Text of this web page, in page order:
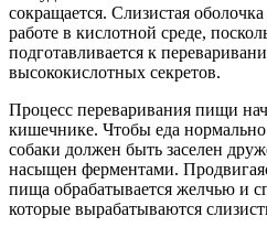
сокращается. Слизистая
работе в кислотной среде,
подготавливается к
высококислотных секретов.
Процесс переваривания пищи
кишечнике. Чтобы еда
собаки должен быть заселен
насыщен ферментами.
пища обрабатывается желчью и
которые вырабатываются